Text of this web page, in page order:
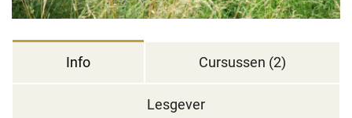
Info Cursussen (2)
Lesgever